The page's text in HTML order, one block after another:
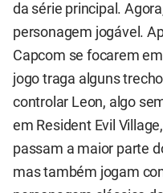
da série principal.
personagem jogável.
Capcom se focarem
jogo traga alguns
controlar Leon, algo
em Resident Evil
passam a maior parte
mas também jogam